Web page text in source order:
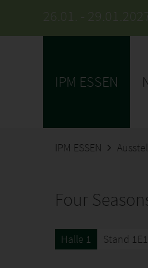
26.01. -
IPM ESSEN
IPM ESSEN
Four
Halle 1 Stand